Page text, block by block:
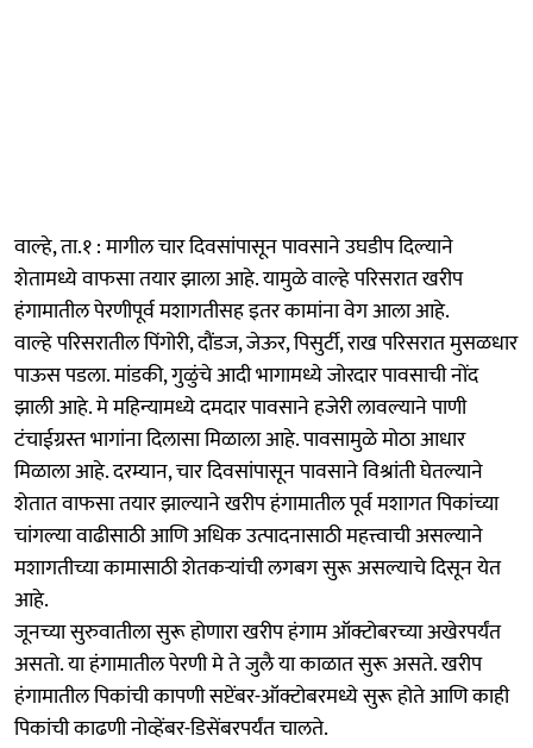
वाल्हे, ता.१ : मागील चार दिवसांपासून पावसाने उघडीप दिल्याने
शेतामध्ये वाफसा तयार झाला आहे. यामुळे वाल्हे परिसरात खरीप
हंगामातील पेरणीपूर्व मशागतीसह इतर कामांना वेग आला आहे.
वाल्हे परिसरातील पिंगोरी, दौंडज, जेऊर, पिसुर्टी, राख परिसरात मुसळधार
पाऊस पडला. मांडकी, गुळुंचे आदी भागामध्ये जोरदार पावसाची नोंद
झाली आहे. मे महिन्यामध्ये दमदार पावसाने हजेरी लावल्याने पाणी
टंचाईग्रस्त भागांना दिलासा मिळाला आहे. पावसामुळे मोठा आधार
मिळाला आहे. दरम्यान, चार दिवसांपासून पावसाने विश्रांती घेतल्याने
शेतात वाफसा तयार झाल्याने खरीप हंगामातील पूर्व मशागत पिकांच्या
चांगल्या वाढीसाठी आणि अधिक उत्पादनासाठी महत्त्वाची असल्याने
मशागतीच्या कामासाठी शेतकऱ्यांची लगबग सुरू असल्याचे दिसून येत
आहे.
जूनच्या सुरुवातीला सुरू होणारा खरीप हंगाम ऑक्टोबरच्या अखेरपर्यंत
असतो. या हंगामातील पेरणी मे ते जुलै या काळात सुरू असते. खरीप
हंगामातील पिकांची कापणी सप्टेंबर-ऑक्टोबरमध्ये सुरू होते आणि काही
पिकांची काढणी नोव्हेंबर-डिसेंबरपर्यंत चालते.